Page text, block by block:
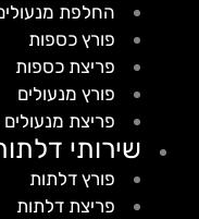
החלפת מנעולים
פורץ כספות
פריצת כספות
פורץ מנעולים
פריצת מנעולים
שירותי דלתות
פורץ דלתות
פריצת דלתות